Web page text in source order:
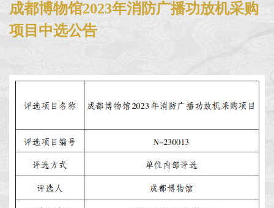
成都博物馆2023年消防广播功放机采购
项目中选公告